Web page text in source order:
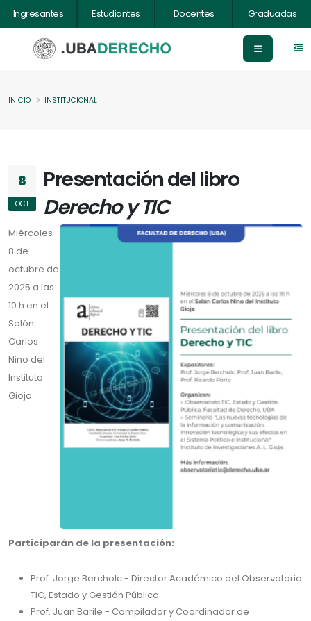
Ingresantes Estudiantes Docentes Graduadas
INICIO INSTITUCIONAL
8
OCT
Presentación del libro
Derecho y TIC
Miércoles
8 de
octubre de
2025 a las
10 h en el
Salón
Carlos
Nino del
Instituto
Gioja
Participarán de la presentación:
Prof. Jorge Bercholc - Director Académico del Observatorio
TIC, Estado y Gestión Pública
Prof. Juan Barile - Compilador y Coordinador de